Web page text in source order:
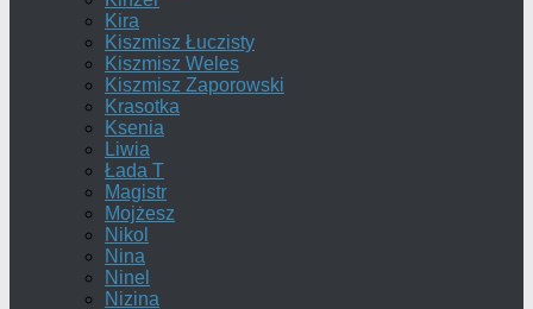
Kira
Kiszmisz Łuczisty
Kiszmisz Weles
Kiszmisz Zaporowski
Krasotka
Ksenia
Liwia
Łada T
Magistr
Mojżesz
Nikol
Nina
Ninel
Nizina